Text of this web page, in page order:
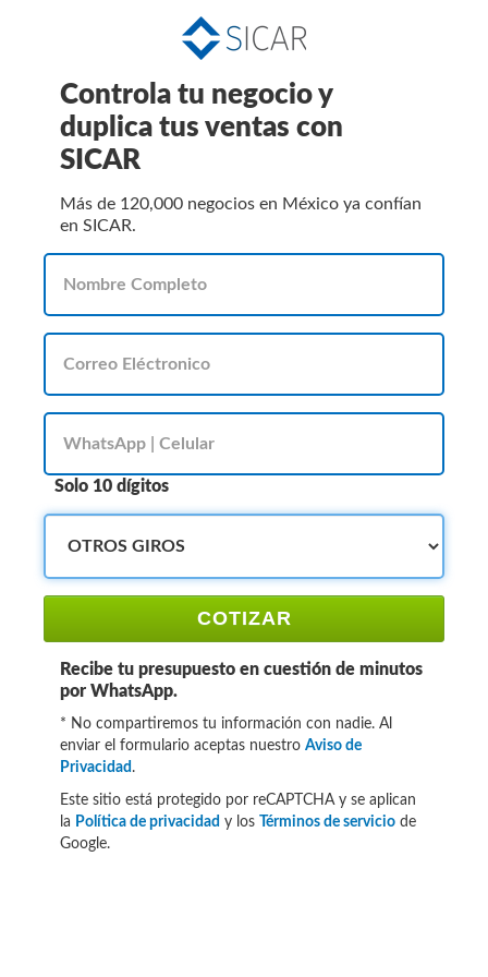
Controla tu negocio y
duplica tus ventas con
SICAR
Más de 120,000 negocios en México ya confían
en SICAR.
Solo 10 dígitos
COTIZAR
Recibe tu presupuesto en cuestión de minutos
por WhatsApp.
* No compartiremos tu información con nadie. Al
enviar el formulario aceptas nuestro Aviso de
Privacidad .
Este sitio está protegido por reCAPTCHA y se aplican
la Política de privacidad y los Términos de servicio de
Google.